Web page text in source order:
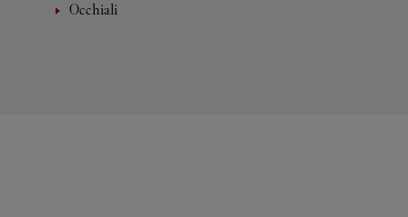
Occhiali